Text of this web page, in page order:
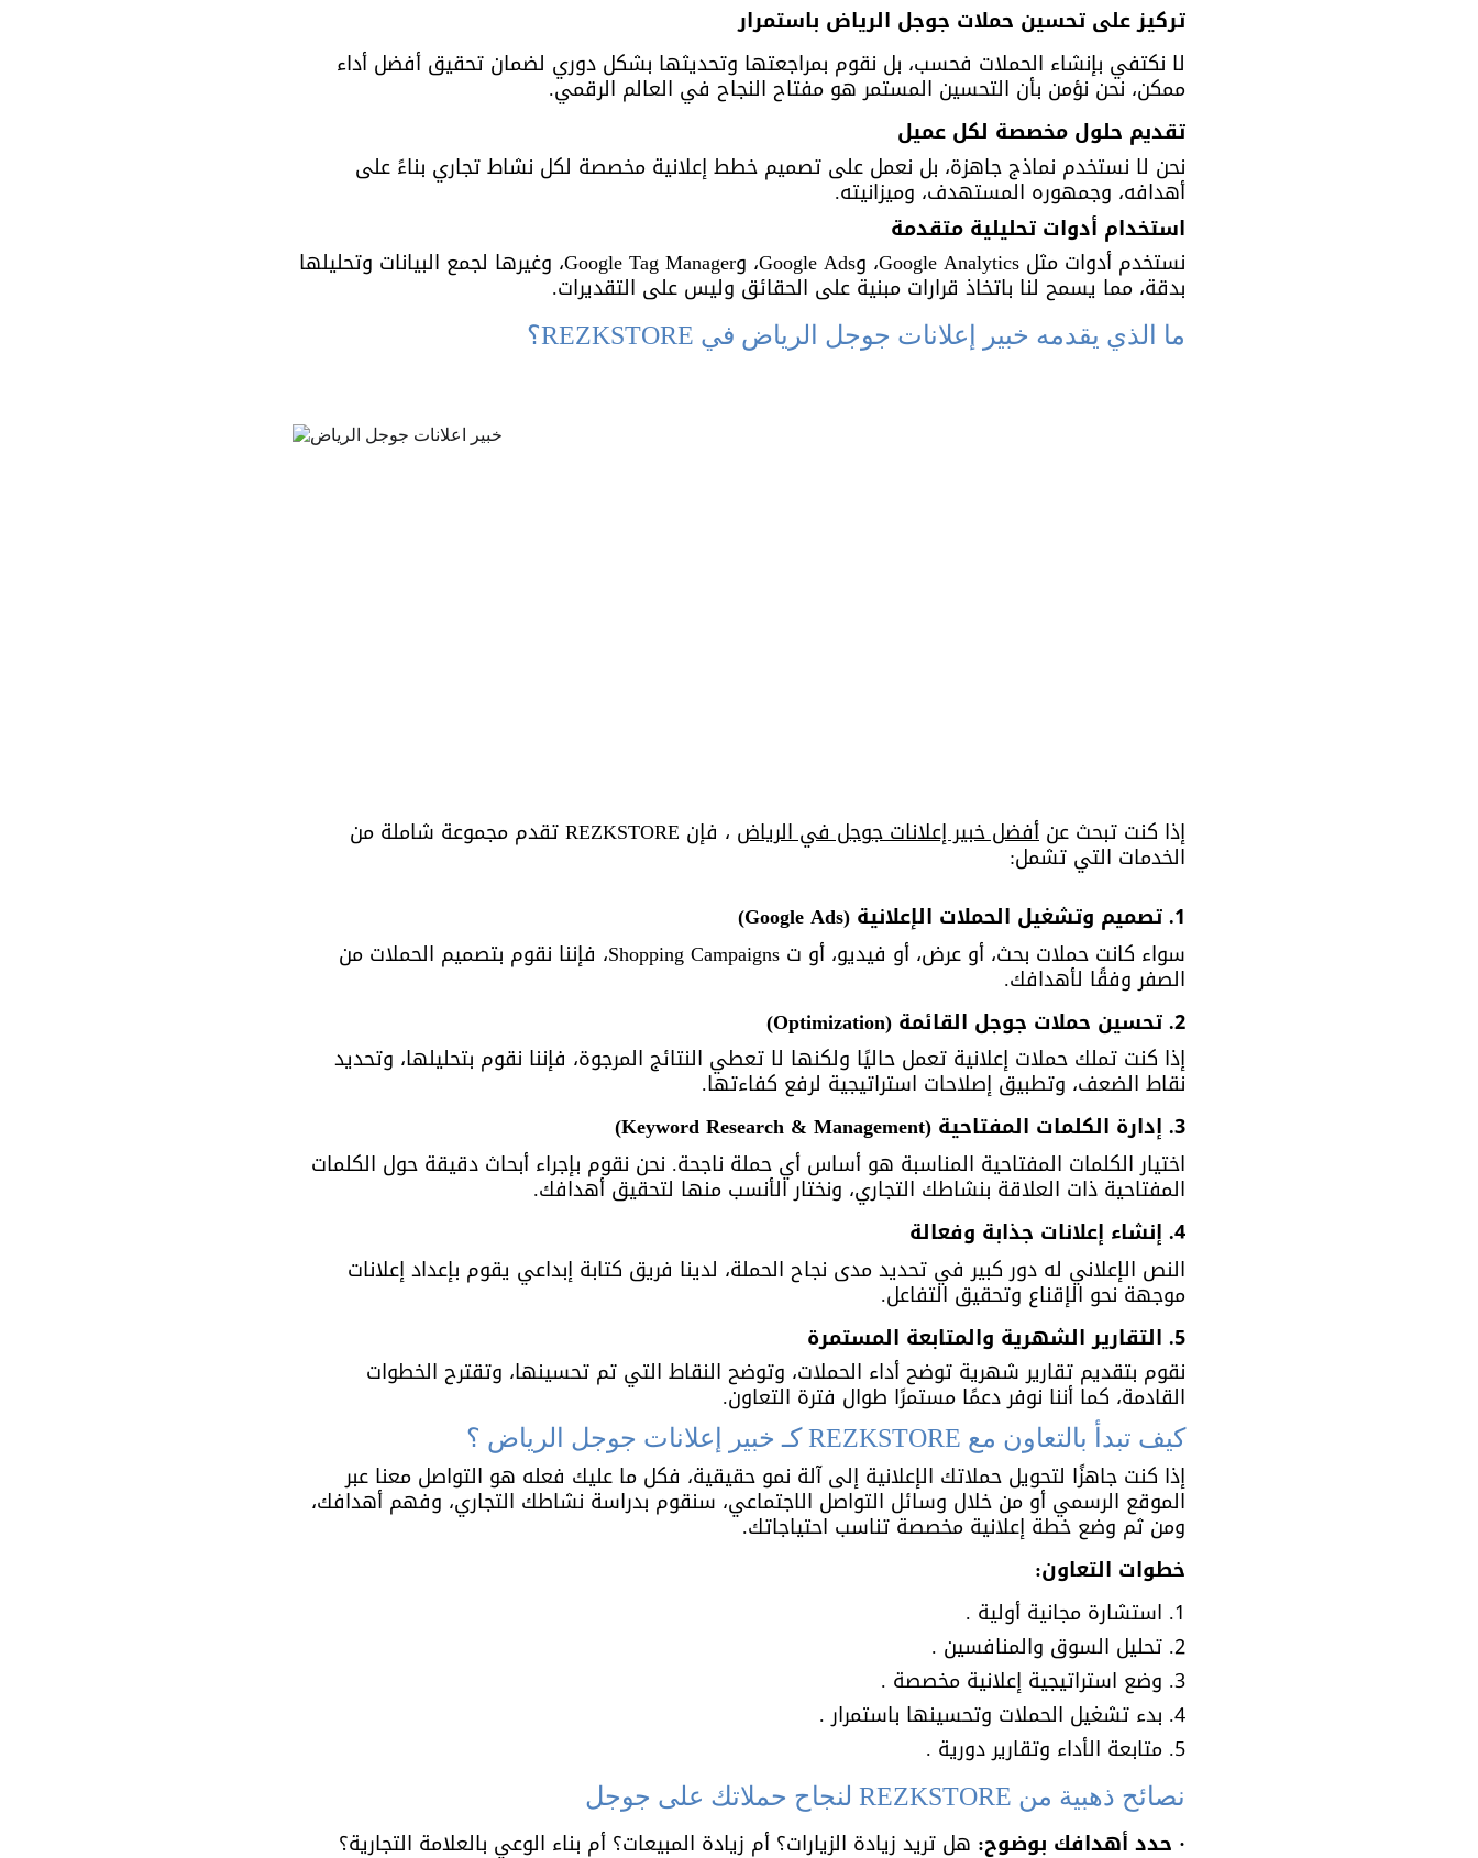
تركيز على تحسين حملات جوجل الرياض باستمرار
لا نكتفي بإنشاء الحملات فحسب، بل نقوم بمراجعتها وتحديثها بشكل دوري لضمان تحقيق أفضل أداء
ممكن، نحن نؤمن بأن التحسين المستمر هو مفتاح النجاح في العالم الرقمي.
تقديم حلول مخصصة لكل عميل
نحن لا نستخدم نماذج جاهزة، بل نعمل على تصميم خطط إعلانية مخصصة لكل نشاط تجاري بناءً على
أهدافه، وجمهوره المستهدف، وميزانيته.
استخدام أدوات تحليلية متقدمة
نستخدم أدوات مثل Google Analytics، وGoogle Ads، وGoogle Tag Manager، وغيرها لجمع البيانات وتحليلها
بدقة، مما يسمح لنا باتخاذ قرارات مبنية على الحقائق وليس على التقديرات.
ما الذي يقدمه خبير إعلانات جوجل الرياض في REZKSTORE؟
إذا كنت تبحث عن أفضل خبير إعلانات جوجل في الرياض ، فإن REZKSTORE تقدم مجموعة شاملة من
الخدمات التي تشمل:
1. تصميم وتشغيل الحملات الإعلانية (Google Ads)
سواء كانت حملات بحث، أو عرض، أو فيديو، أو ت Shopping Campaigns، فإننا نقوم بتصميم الحملات من
الصفر وفقًا لأهدافك.
2. تحسين حملات جوجل القائمة (Optimization)
إذا كنت تملك حملات إعلانية تعمل حاليًا ولكنها لا تعطي النتائج المرجوة، فإننا نقوم بتحليلها، وتحديد
نقاط الضعف، وتطبيق إصلاحات استراتيجية لرفع كفاءتها.
3. إدارة الكلمات المفتاحية (Keyword Research & Management)
اختيار الكلمات المفتاحية المناسبة هو أساس أي حملة ناجحة. نحن نقوم بإجراء أبحاث دقيقة حول الكلمات
المفتاحية ذات العلاقة بنشاطك التجاري، ونختار الأنسب منها لتحقيق أهدافك.
4. إنشاء إعلانات جذابة وفعالة
النص الإعلاني له دور كبير في تحديد مدى نجاح الحملة، لدينا فريق كتابة إبداعي يقوم بإعداد إعلانات
موجهة نحو الإقناع وتحقيق التفاعل.
5. التقارير الشهرية والمتابعة المستمرة
نقوم بتقديم تقارير شهرية توضح أداء الحملات، وتوضح النقاط التي تم تحسينها، وتقترح الخطوات
القادمة، كما أننا نوفر دعمًا مستمرًا طوال فترة التعاون.
كيف تبدأ بالتعاون مع REZKSTORE كـ خبير إعلانات جوجل الرياض ؟
إذا كنت جاهزًا لتحويل حملاتك الإعلانية إلى آلة نمو حقيقية، فكل ما عليك فعله هو التواصل معنا عبر
الموقع الرسمي أو من خلال وسائل التواصل الاجتماعي، سنقوم بدراسة نشاطك التجاري، وفهم أهدافك،
ومن ثم وضع خطة إعلانية مخصصة تناسب احتياجاتك.
خطوات التعاون:
1. استشارة مجانية أولية .
2. تحليل السوق والمنافسين .
3. وضع استراتيجية إعلانية مخصصة .
4. بدء تشغيل الحملات وتحسينها باستمرار .
5. متابعة الأداء وتقارير دورية .
نصائح ذهبية من REZKSTORE لنجاح حملاتك على جوجل
· حدد أهدافك بوضوح: هل تريد زيادة الزيارات؟ أم زيادة المبيعات؟ أم بناء الوعي بالعلامة التجارية؟